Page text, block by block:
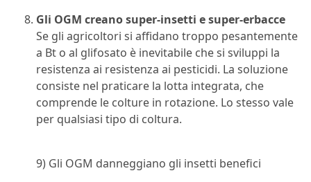
Gli OGM creano super-insetti e super-erbacce
Se gli agricoltori si affidano troppo pesantemente
a Bt o al glifosato è inevitabile che si sviluppi la
resistenza ai resistenza ai pesticidi. La soluzione
consiste nel praticare la lotta integrata, che
comprende le colture in rotazione. Lo stesso vale
per qualsiasi tipo di coltura.
9) Gli OGM danneggiano gli insetti benefici